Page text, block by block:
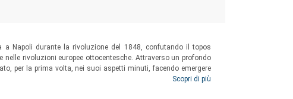
a Napoli durante la rivoluzione del 1848, confutando il topos
rivoluzioni europee ottocentesche. Attraverso un profondo
per la prima volta, nei suoi aspetti minuti, facendo emergere
popolare, cruciale per l’apprendimento delle forme della politica
Scopri di più